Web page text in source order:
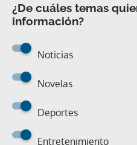
¿De cuáles temas
información?
Noticias
Novelas
Deportes
Entretenimiento